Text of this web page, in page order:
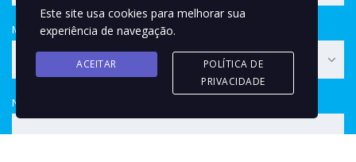
Modo de pagamento
Financiamento
NIF
Este site usa cookies para melhorar sua
experiência de navegação.
ACEITAR
POLÍTICA DE
PRIVACIDADE